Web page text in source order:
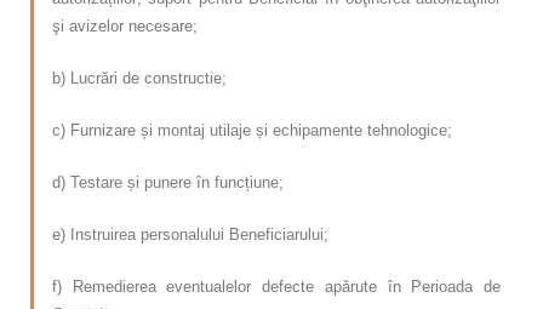
şi avizelor necesare;
b) Lucrări de constructie;
c) Furnizare și montaj utilaje și echipamente tehnologice;
d) Testare și punere în funcțiune;
e) Instruirea personalului Beneficiarului;
f) Remedierea eventualelor defecte apărute în Perioada de